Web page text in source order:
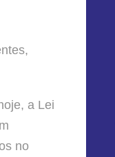
a Lei
no